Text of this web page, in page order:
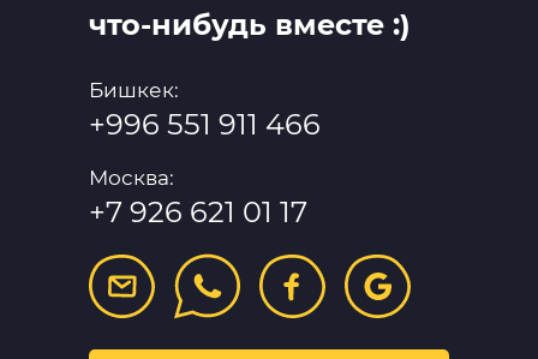
что-нибудь вместе :)
Бишкек:
+996 551 911 466
Москва:
+7 926 621 01 17